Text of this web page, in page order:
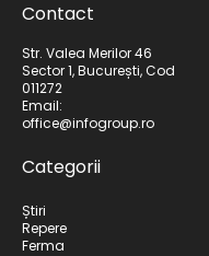
Contact
Str. Valea Merilor 46
Sector 1, București, Cod
011272
Email:
office@infogroup.ro
Categorii
Știri
Repere
Ferma